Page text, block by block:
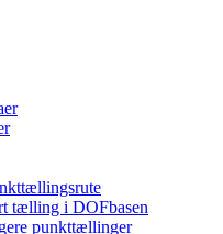
tælling i DOFbasen
punkttællinger